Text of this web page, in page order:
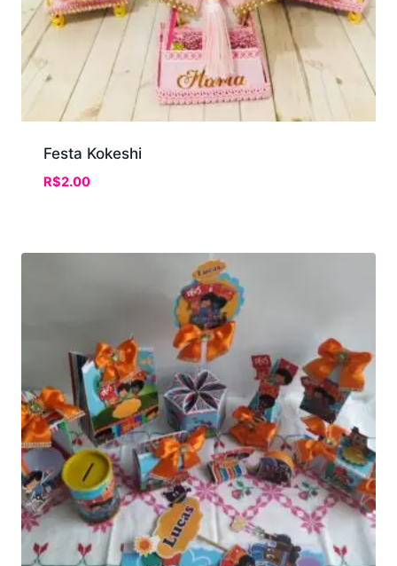
Festa Kokeshi
R$2.00